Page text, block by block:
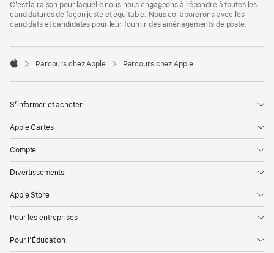
C’est la raison pour laquelle nous nous engageons à répondre à toutes les
candidatures de façon juste et équitable. Nous collaborerons avec les
candidats et candidates pour leur fournir des aménagements de poste.

Parcours chez Apple Parcours chez Apple
S’informer et acheter
Apple Cartes
Compte
Divertissements
Apple Store
Pour les entreprises
Pour l’Éducation